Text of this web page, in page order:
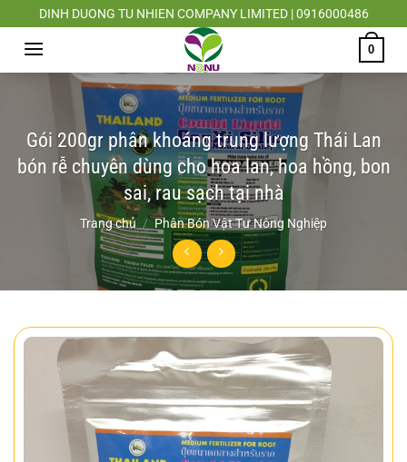
Chuyển
đến
dung
DINH DUONG TU NHIEN COMPANY LIMITED | 0916000486
0
Gói 200gr phân khoáng trung lượng Thái Lan
bón rễ chuyên dùng cho hoa lan, hoa hồng, bon
sai, rau sạch tại nhà
Trang chủ / Phân Bón Vật Tư Nông Nghiệp